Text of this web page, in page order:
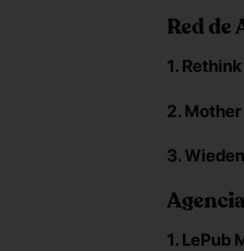
Red de
1. Rethink
2. Mother
3.
1. LePub